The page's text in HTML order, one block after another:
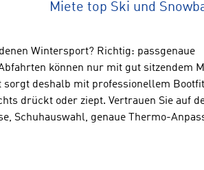
Miete top Ski und
Wintersport? Richtig: passgenaue
können nur mit gut sitzendem
sorgt deshalb mit professionellem
drückt oder ziept. Vertrauen Sie auf
Schuhauswahl, genaue Thermo-